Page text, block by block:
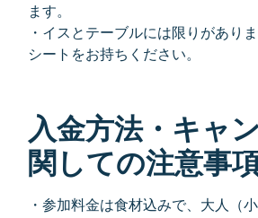
ます。
・イスとテーブルには限りがあり
シートをお持ちください。
入金方法・キャ
関しての注意事
・参加料金は食材込みで、大人（